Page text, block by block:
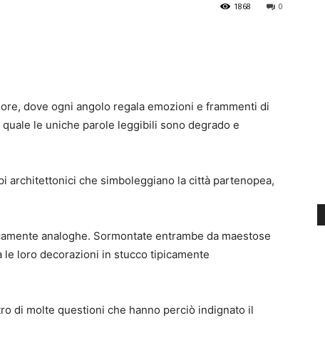
0
1868
dove ogni angolo regala emozioni e frammenti di
le uniche parole leggibili sono degrado e
architettonici che simboleggiano la città partenopea,
analoghe. Sormontate entrambe da maestose
loro decorazioni in stucco tipicamente
di molte questioni che hanno perciò indignato il